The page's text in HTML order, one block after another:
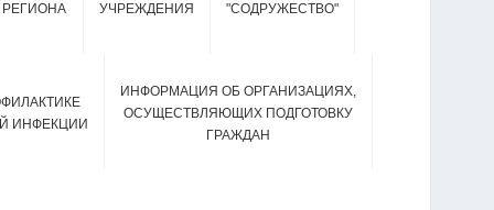
РЕГИОНА
УЧРЕЖДЕНИЯ
"СОДРУЖЕСТВО"
ИНФЕКЦИИ
ИНФОРМАЦИЯ ОБ ОРГАНИЗАЦИЯХ,
ОСУЩЕСТВЛЯЮЩИХ ПОДГОТОВКУ
ГРАЖДАН